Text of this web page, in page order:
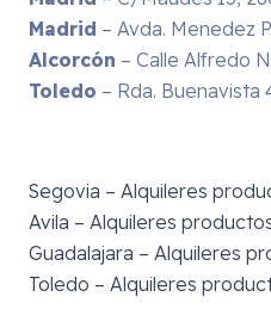
Madrid – Avda. Menedez
Alcorcón – Calle Alfredo
Toledo – Rda. Buenavista
Segovia – Alquileres
Avila – Alquileres
Guadalajara – Alquileres
Toledo – Alquileres